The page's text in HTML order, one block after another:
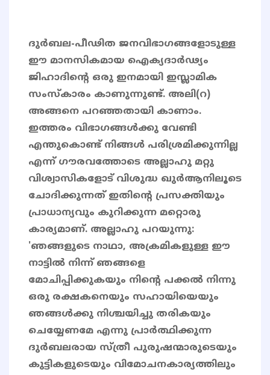
ദുർബല-പീഢിത ജനവിഭാഗങ്ങളോടുള്ള
ഈ മാനസികമായ ഐക്യദാർഢ്യം
ജിഹാദിന്റെ ഒരു ഇനമായി ഇസ്ലാമിക
സംസ്കാരം കാണുന്നുണ്ട്. അലി(റ)
അങ്ങനെ പറഞ്ഞതായി കാണാം.
ഇത്തരം വിഭാഗങ്ങൾക്കു വേണ്ടി
എന്തുകൊണ്ട് നിങ്ങൾ പരിശ്രമിക്കുന്നില്ല
എന്ന് ഗൗരവത്തോടെ അല്ലാഹു മറ്റു
വിശ്വാസികളോട് വിശുദ്ധ ഖുർആനിലൂടെ
ചോദിക്കുന്നത് ഇതിൻ്റെ പ്രസക്തിയും
പ്രാധാന്യവും കുറിക്കുന്ന മറ്റൊരു
കാര്യമാണ്. അല്ലാഹു പറയുന്നു:
'ഞങ്ങളുടെ നാഥാ, അക്രമികളുള്ള ഈ
നാട്ടില്‍ നിന്ന് ഞങ്ങളെ
മോചിപ്പിക്കുകയും നിന്റെ പക്കല്‍ നിന്നു
ഒരു രക്ഷകനെയും സഹായിയെയും
ഞങ്ങള്‍ക്കു നിശ്ചയിച്ചു തരികയും
ചെയ്യേണമേ എന്നു പ്രാര്‍ത്ഥിക്കുന്ന
ദുര്‍ബലരായ സ്ത്രീ പുരുഷന്മാരുടെയും
കുട്ടികളുടെയും വിമോചനകാര്യത്തിലും